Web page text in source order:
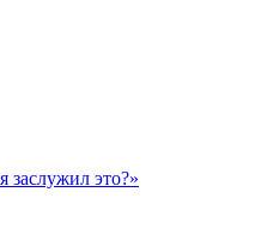
заслужил это?»